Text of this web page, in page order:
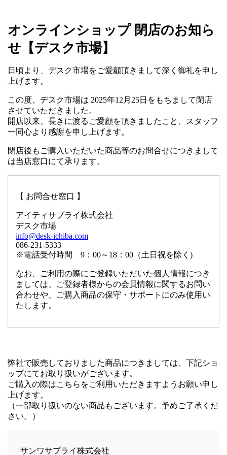
オンラインショップ 閉店のお知ら
せ【デスク市場】
日頃より、デスク市場をご愛顧頂きまして深く御礼を申し
上げます。
この度、デスク市場は 2025年12月25日をもちまして閉店
させていただきました。
開店以来、長きに渡るご愛顧を頂きましたこと、スタッフ
一同心より感謝を申し上げます。
閉店後もご購入いただいた商品等のお問合せにつきまして
は当店窓口にて承ります。
【 お問合せ窓口 】
アイティサプライ株式会社
デスク市場
info@desk-ichiba.com
086-231-5333
※電話受付時間 9：00～18：00（土日祝を除く)
なお、ご利用の際にご登録いただいた個人情報につき
ましては、ご登録者様からの会員情報に関するお問い
合わせや、ご購入商品の保守・サポートにのみ使用い
たします。
弊社で販売しておりました商品につきましては、下記ショ
ップにてお取り扱いがございます。
ご購入の際はこちらをご利用いただきますようお願い申し
上げます。
（一部取り扱いのない商品もございます。予めご了承くだ
さい。）
サンワサプライ株式会社